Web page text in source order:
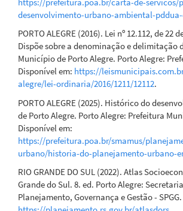
desenvolvimento-urbano-ambiental-
PORTO ALEGRE (2016). Lei nº 12.112, de 22
Dispõe sobre a denominação e delimitação
Município de Porto Alegre. Porto Alegre:
Disponível em: https://
alegre/lei-ordinaria/2016/1211/12112.
PORTO ALEGRE (2025). Histórico do
de Porto Alegre. Porto Alegre: Prefeitura
Disponível em:
https://prefeitura.poa.br/smamus/
urbano/historia-do-planejamento-urbano-
RIO GRANDE DO SUL (2022). Atlas
Grande do Sul. 8. ed. Porto Alegre:
Planejamento, Governança e Gestão -